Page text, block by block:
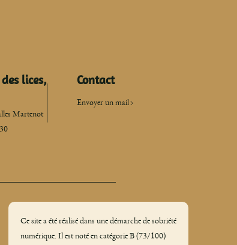
lices,
Martenot
Contact
Envoyer un mail
Ce site a été réalisé dans une démarche de sobriété
numérique. Il est noté en catégorie B (73/100)